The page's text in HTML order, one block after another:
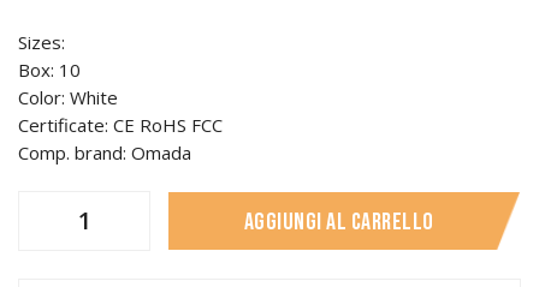
Sizes:
Box: 10
Color: White
Certificate: CE RoHS FCC
Comp. brand: Omada
Aggiungi al carrello